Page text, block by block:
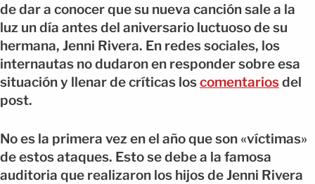
de dar a conocer que su nueva canción sale a la
luz un día antes del aniversario luctuoso de su
hermana, Jenni Rivera. En redes sociales, los
internautas no dudaron en responder sobre esa
situación y llenar de críticas loscomentariosdel
post.
No es la primera vez en el año que son «víctimas»
de estos ataques. Esto se debe a la famosa
auditoria que realizaron los hijos de Jenni Rivera